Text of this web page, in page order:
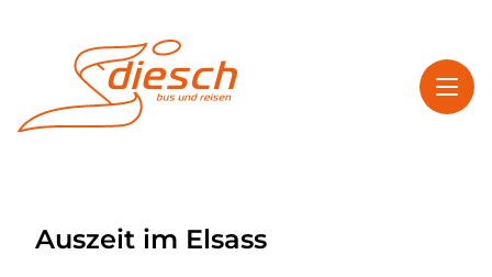
Service
Auszeit im Elsass